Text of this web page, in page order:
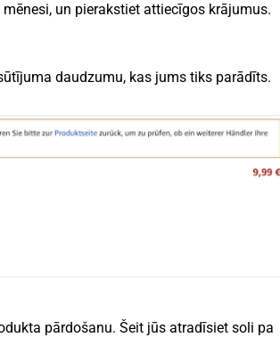
un pierakstiet attiecīgos krājumus.
daudzumu, kas jums tiks parādīts.
pārdošanu. Šeit jūs atradīsiet soli pa